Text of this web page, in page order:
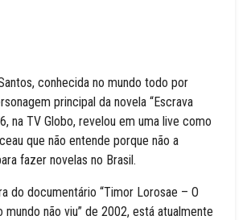
conhecida no mundo todo por
principal da novela “Escrava
na TV Globo, revelou em uma live como
que não entende porque não a
fazer novelas no Brasil.
do documentário “Timor Lorosae – O
mundo não viu” de 2002, está atualmente